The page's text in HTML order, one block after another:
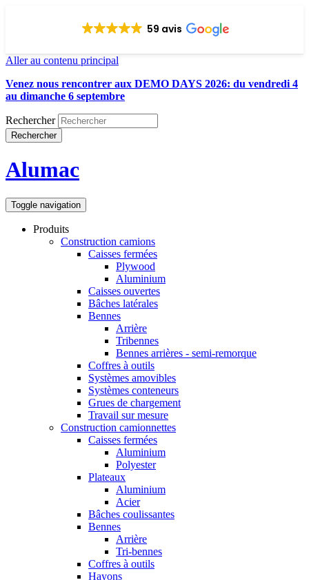
59 avis
Aller au contenu principal
Venez nous rencontrer aux DEMO DAYS 2026: du vendredi 4
au dimanche 6 septembre
Rechercher
Rechercher
Alumac
Toggle navigation
Produits
Construction camions
Caisses fermées
Plywood
Aluminium
Caisses ouvertes
Bâches latérales
Bennes
Arrière
Tribennes
Bennes arrières - semi-remorque
Coffres à outils
Systèmes amovibles
Systèmes conteneurs
Grues de chargement
Travail sur mesure
Construction camionnettes
Caisses fermées
Aluminium
Polyester
Plateaux
Aluminium
Acier
Bâches coulissantes
Bennes
Arrière
Tri-bennes
Coffres à outils
Hayons